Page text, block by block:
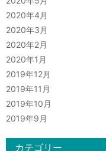
2020年4月
2020年3月
2020年2月
2020年1月
2019年12月
2019年11月
2019年10月
2019年9月
カテゴリー